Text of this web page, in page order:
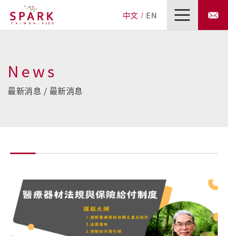
中文 EN
News
最新消息 / 最新消息